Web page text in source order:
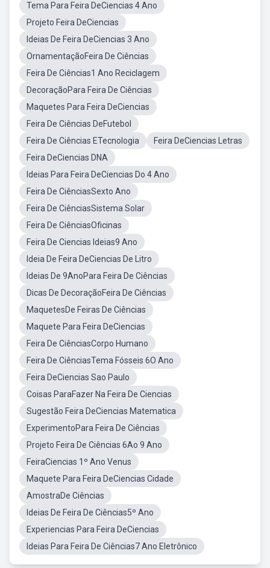
Tema Para Feira DeCiencias 4 Ano
Projeto Feira DeCiencias
Ideias De Feira DeCiencias 3 Ano
OrnamentaçãoFeira De Ciências
Feira De Ciências1 Ano Reciclagem
DecoraçãoPara Feira De Ciências
Maquetes Para Feira DeCiencias
Feira De Ciências DeFutebol
Feira De Ciências ETecnologia
Feira DeCiencias Letras
Feira DeCiencias DNA
Ideias Para Feira DeCiencias Do 4 Ano
Feira De CiênciasSexto Ano
Feira De CiênciasSistema Solar
Feira De CiênciasOficinas
Feira De Ciencias Ideias9 Ano
Ideia De Feira DeCiencias De Litro
Ideias De 9AnoPara Feira De Ciências
Dicas De DecoraçãoFeira De Ciências
MaquetesDe Feiras De Ciências
Maquete Para Feira DeCiencias
Feira De CiênciasCorpo Humano
Feira De CiênciasTema Fósseis 6O Ano
Feira DeCiencias Sao Paulo
Coisas ParaFazer Na Feira De Ciencias
Sugestão Feira DeCiencias Matematica
ExperimentoPara Feira De Ciências
Projeto Feira De Ciências 6Ao 9 Ano
FeiraCiencias 1º Ano Venus
Maquete Para Feira DeCiencias Cidade
AmostraDe Ciências
Ideias De Feira De Ciências5º Ano
Experiencias Para Feira DeCiencias
Ideias Para Feira De Ciências7 Ano Eletrônico